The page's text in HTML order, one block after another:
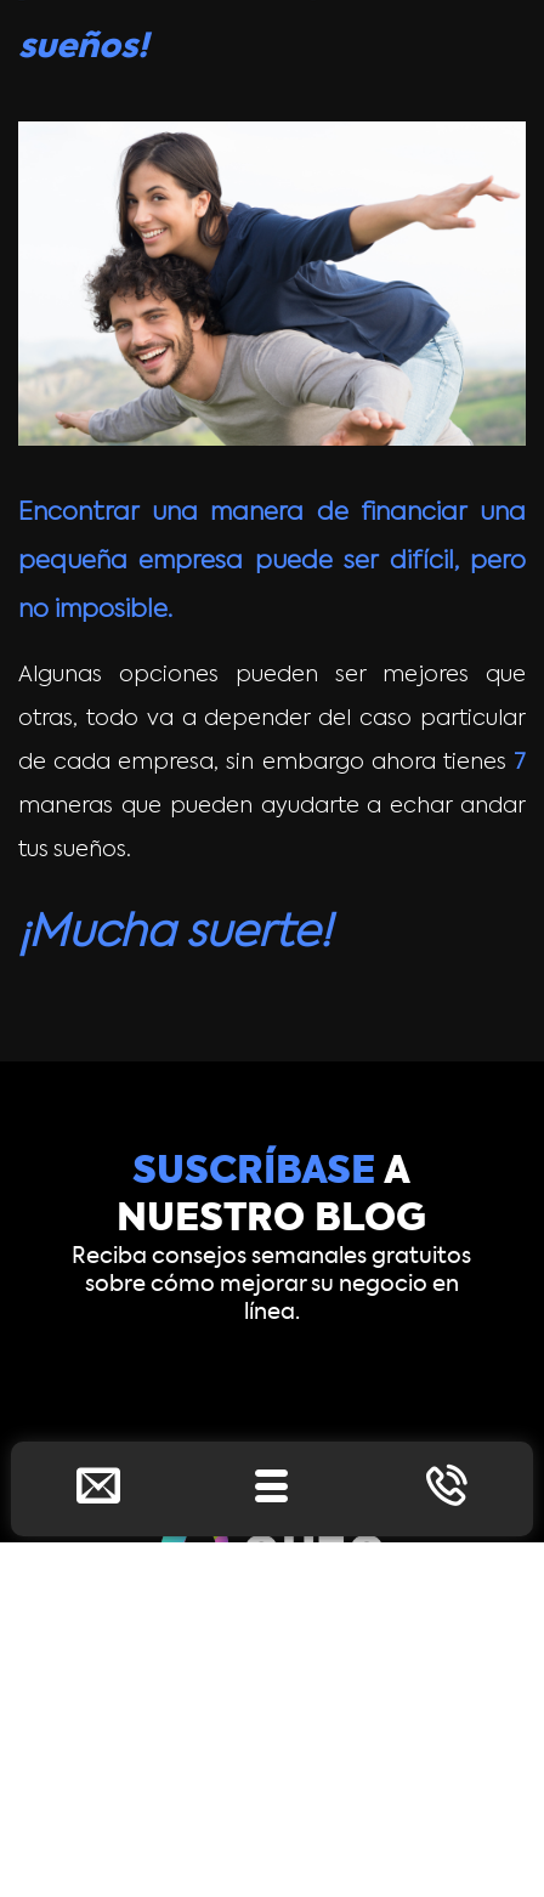
sueños!
Encontrar una manera de financiar una
pequeña empresa puede ser difícil, pero
no imposible.
Algunas opciones pueden ser mejores que
otras, todo va a depender del caso particular
de cada empresa, sin embargo ahora tienes 7
maneras que pueden ayudarte a echar andar
tus sueños.
¡Mucha suerte!
SUSCRÍBASE A
NUESTRO BLOG
Reciba consejos semanales gratuitos
sobre cómo mejorar su negocio en
línea.